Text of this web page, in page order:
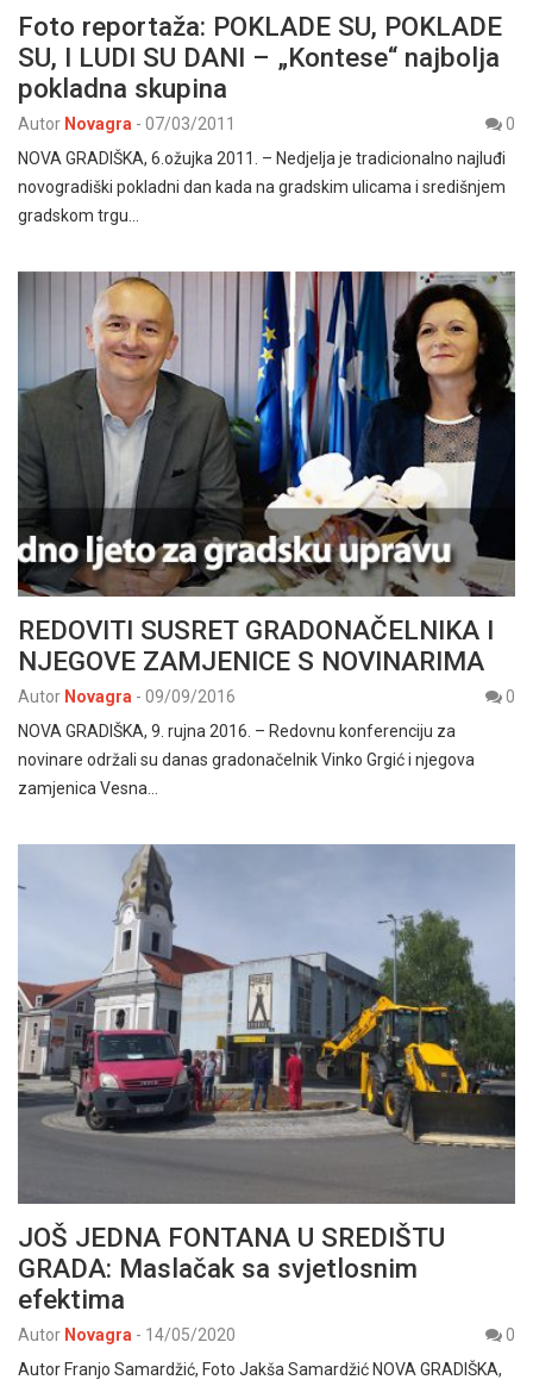
Foto reportaža: POKLADE SU, POKLADE
SU, I LUDI SU DANI – „Kontese“ najbolja
pokladna skupina
Autor Novagra - 07/03/2011
0
NOVA GRADIŠKA, 6.ožujka 2011. – Nedjelja je tradicionalno najluđi
novogradiški pokladni dan kada na gradskim ulicama i središnjem
gradskom trgu…
REDOVITI SUSRET GRADONAČELNIKA I
NJEGOVE ZAMJENICE S NOVINARIMA
Autor Novagra - 09/09/2016
0
NOVA GRADIŠKA, 9. rujna 2016. – Redovnu konferenciju za
novinare održali su danas gradonačelnik Vinko Grgić i njegova
zamjenica Vesna…
JOŠ JEDNA FONTANA U SREDIŠTU
GRADA: Maslačak sa svjetlosnim
efektima
Autor Novagra - 14/05/2020
0
Autor Franjo Samardžić, Foto Jakša Samardžić NOVA GRADIŠKA,